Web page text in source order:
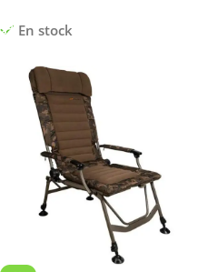
En stock